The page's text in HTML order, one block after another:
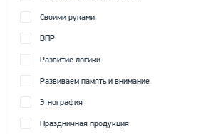
Своими руками
ВПР
Развитие логики
Развиваем память и внимание
Этнография
Праздничная продукция